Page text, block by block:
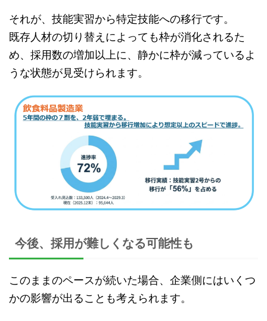
それが、技能実習から特定技能への移行です。
既存人材の切り替えによっても枠が消化されるた
め、採用数の増加以上に、静かに枠が減っているよ
うな状態が見受けられます。
今後、採用が難しくなる可能性も
このままのペースが続いた場合、企業側にはいくつ
かの影響が出ることも考えられます。